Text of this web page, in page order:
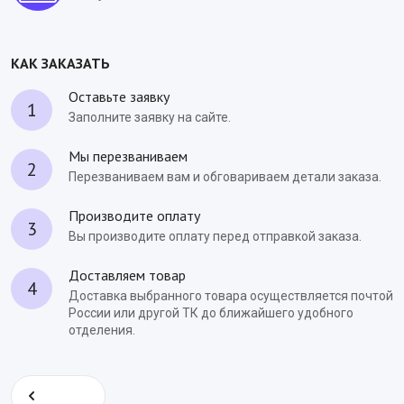
КАК ЗАКАЗАТЬ
1
Оставьте заявку
Заполните заявку на сайте.
2
Мы перезваниваем
Перезваниваем вам и обговариваем детали заказа.
3
Производите оплату
Вы производите оплату перед отправкой заказа.
4
Доставляем товар
Доставка выбранного товара осуществляется почтой
России или другой ТК до ближайшего удобного
отделения.